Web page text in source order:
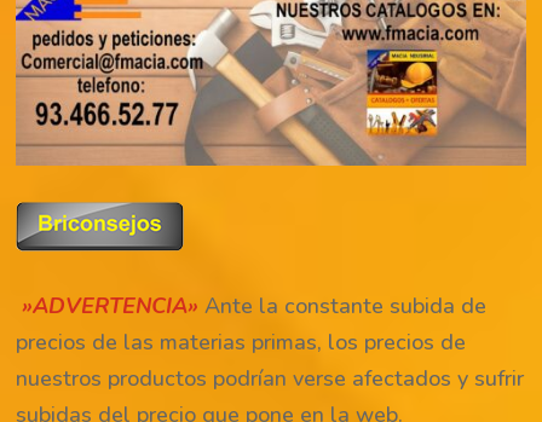
»ADVERTENCIA» Ante la constante subida de
precios de las materias primas, los precios de
nuestros productos podrían verse afectados y sufrir
subidas del precio que pone en la web.